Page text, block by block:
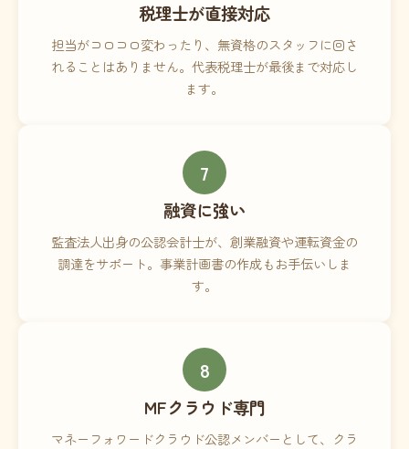
税理士が直接対応
担当がコロコロ変わったり、無資格のスタッフに回さ
れることはありません。代表税理士が最後まで対応し
ます。
7
融資に強い
監査法人出身の公認会計士が、創業融資や運転資金の
調達をサポート。事業計画書の作成もお手伝いしま
す。
8
MFクラウド専門
マネーフォワードクラウド公認メンバーとして、クラ